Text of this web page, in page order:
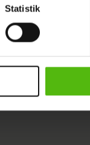
finansiere
på vores
Statistik